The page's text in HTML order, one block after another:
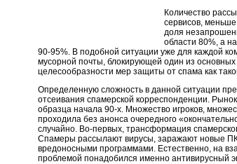
Количество
сервисов,
доля
области 80%, а
90-95%. В подобной ситуации уже для каждой
мусорной почты, блокирующей один из
целесообразности мер защиты от спама как
Определенную сложность в данной ситуации
отсеивания спамерской корреспонденции.
образца начала 90-х. Множество игроков,
проходила без анонса очередного
случайно. Во-первых, трансформация
Спамеры рассылают вирусы, заражают новые
вредоносными программами. Естественно, на
проблемой понадобился именно антивирусный